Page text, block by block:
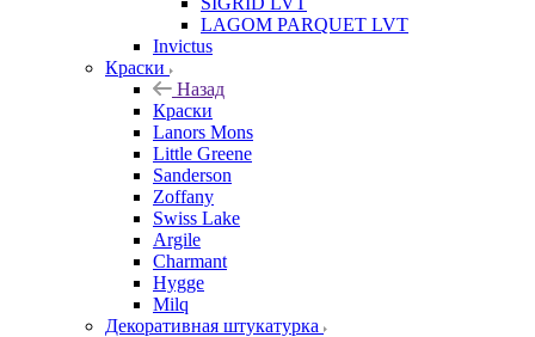
LAGOM PARQUET LVT
Invictus
Краски
Назад
Краски
Lanors Mons
Little Greene
Sanderson
Zoffany
Swiss Lake
Argile
Charmant
Hygge
Milq
Декоративная штукатурка